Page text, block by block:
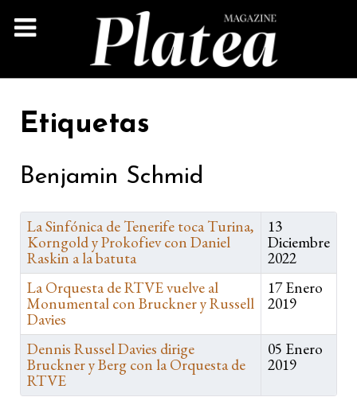
Etiquetas
Benjamin Schmid
La Sinfónica de Tenerife toca Turina,
Korngold y Prokofiev con Daniel
Raskin a la batuta
13
Diciembre
2022
La Orquesta de RTVE vuelve al
Monumental con Bruckner y Russell
Davies
17 Enero
2019
Dennis Russel Davies dirige
Bruckner y Berg con la Orquesta de
RTVE
05 Enero
2019